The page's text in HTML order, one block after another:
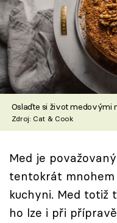
Články
TV Program
Škola vaření
Recepty z TV
Speciál: Cuketa
Těhotnej kuchař
Sledujte prima+
Oslaďte si život medovými
Zdroj: Cat & Cook
Med je
tentokrát mnohem
kuchyni. Med totiž
ho lze i při